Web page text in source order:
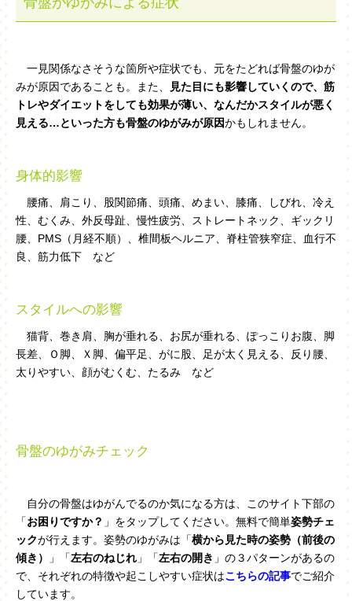
一見関係なさそうな箇所や症状でも、元をたどれば骨盤のゆが
みが原因であることも。また、
見た目にも影響していくので、筋
トレやダイエットをしても効果が薄い、なんだかスタイルが悪く
見える…といった方も骨盤のゆがみが原因かもしれません。
身体的影響
腰痛、肩こり、股関節痛、頭痛、めまい、膝痛、しびれ、冷え
性、むくみ、外反母趾、慢性疲労、ストレートネック、ギックリ
腰、PMS（月経不順）、椎間板ヘルニア、脊柱管狭窄症、血行不
良、筋力低下 など
スタイルへの影響
猫背、巻き肩、胸が垂れる、お尻が垂れる、ぽっこりお腹、脚
長差、Ｏ脚、Ｘ脚、偏平足、がに股、足が太く見える、反り腰、
太りやすい、顔がむくむ、たるみ など
骨盤のゆがみチェック
自分の骨盤はゆがんでるのか気になる方は、このサイト下部の
「お困りですか？ 」をタップしてください。無料で簡単姿勢チェ
ックが行えます。姿勢のゆがみは「横から見た時の姿勢（前後の
傾き）
」「左右のねじれ 」「左右の開き 」の３パターンがあるの
で、それぞれの特徴や起こしやすい症状はこちらの記事でご紹介
しています。